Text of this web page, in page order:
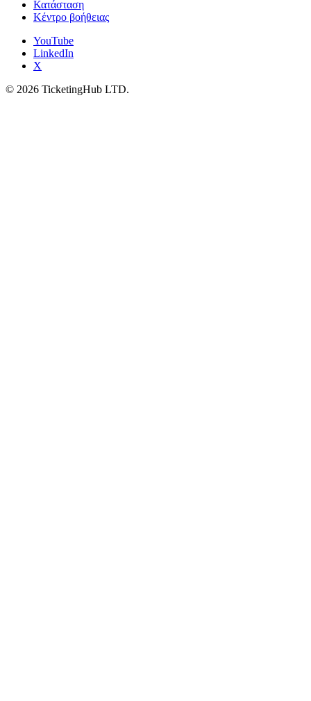
Κατάσταση
Κέντρο βοήθειας
YouTube
LinkedIn
X
© 2026 TicketingHub LTD.